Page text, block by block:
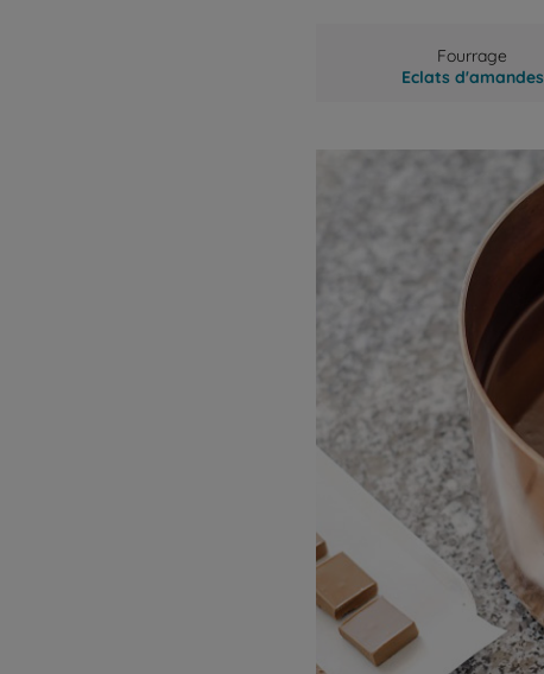
Fourrage
Eclats d'amandes